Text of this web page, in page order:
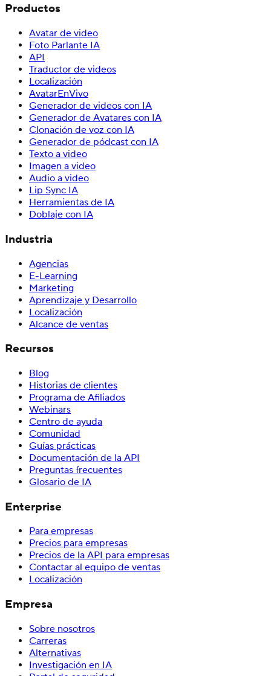
Productos
Avatar de video
Foto Parlante IA
API
Traductor de videos
Localización
AvatarEnVivo
Generador de videos con IA
Generador de Avatares con IA
Clonación de voz con IA
Generador de pódcast con IA
Texto a video
Imagen a video
Audio a video
Lip Sync IA
Herramientas de IA
Doblaje con IA
Industria
Agencias
E-Learning
Marketing
Aprendizaje y Desarrollo
Localización
Alcance de ventas
Recursos
Blog
Historias de clientes
Programa de Afiliados
Webinars
Centro de ayuda
Comunidad
Guías prácticas
Documentación de la API
Preguntas frecuentes
Glosario de IA
Enterprise
Para empresas
Precios para empresas
Precios de la API para empresas
Contactar al equipo de ventas
Localización
Empresa
Sobre nosotros
Carreras
Alternativas
Investigación en IA